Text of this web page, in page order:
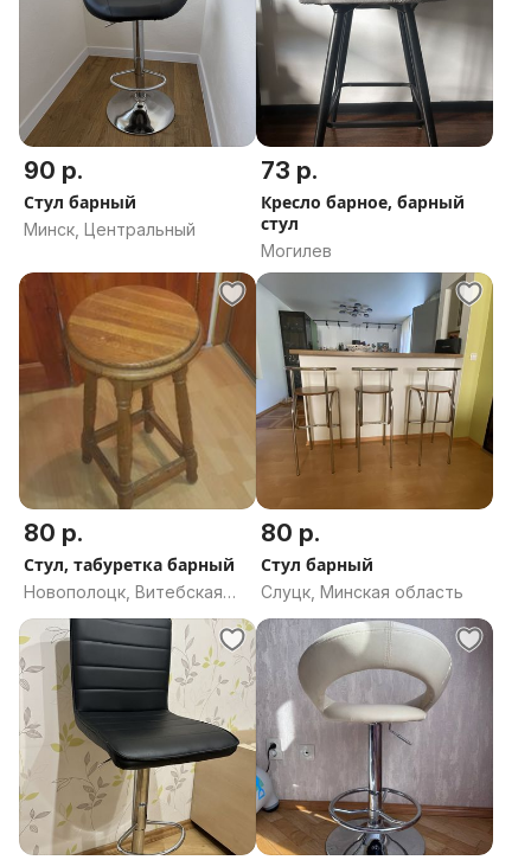
90 р.
Стул барный
Минск, Центральный
73 р.
Кресло барное, барный
стул
Могилев
80 р.
Стул, табуретка барный
Новополоцк, Витебская
область
80 р.
Стул барный
Слуцк, Минская область